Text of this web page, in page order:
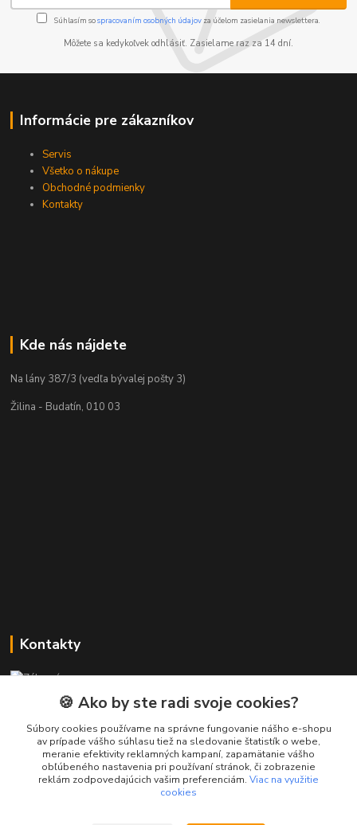
Súhlasím sospracovaním osobných údajov za účelom zasielania newslettera.
Môžete sa kedykoľvek odhlásiť. Zasielame raz za 14 dní.
Informácie pre zákazníkov
Servis
Všetko o nákupe
Obchodné podmienky
Kontakty
Kde nás nájdete
Na lány 387/3 (vedľa bývalej pošty 3)
Žilina - Budatín, 010 03
Kontakty
+421 911 010 560
Po-Pia, 13-17 hod.
info@presmartfon.sk
🍪 Ako by ste radi svoje cookies?
Súbory cookies používame na správne fungovanie nášho e-shopu
av prípade vášho súhlasu tiež na sledovanie štatistík o webe,
meranie efektivity reklamných kampaní, zapamätanie vášho
obľúbeného nastavenia pri používaní stránok, či zobrazenie
reklám zodpovedajúcich vašim preferenciám. Viac na využitie
cookies